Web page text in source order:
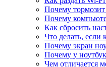
Почему
Почему
Как сбросить
Что делать,
Почему экран
Почему у
Чем отличается